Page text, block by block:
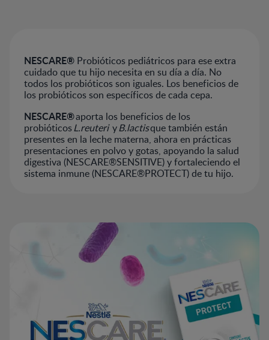
NESCARE® Probióticos pediátricos para ese extra
cuidado que tu hijo necesita en su día a día. No
todos los probióticos son iguales. Los beneficios de
los probióticos son específicos de cada cepa.
NESCARE®aporta los beneficios de los
probióticosL.reuteriyB.lactisque también están
presentes en la leche materna, ahora en prácticas
presentaciones en polvo y gotas, apoyando la salud
digestiva (NESCARE®SENSITIVE) y fortaleciendo el
sistema inmune (NESCARE®PROTECT) de tu hijo.